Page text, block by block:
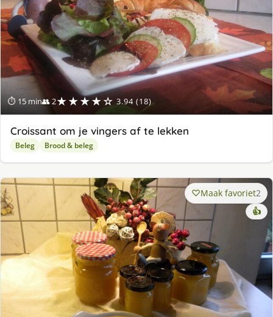
⏱ 15 min👥 2★★★★☆ 3.94 (18)
Croissant om je vingers af te lekken
Beleg Brood & beleg
Maak favoriet2
👍